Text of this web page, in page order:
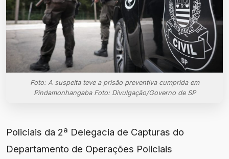
Foto: A suspeita teve a prisão preventiva cumprida em
Pindamonhangaba Foto: Divulgação/Governo de SP
Policiais da 2ª Delegacia de Capturas do
Departamento de Operações Policiais